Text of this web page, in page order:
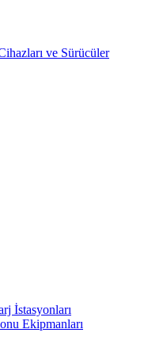
ve Sürücüler
İstasyonları
Ekipmanları